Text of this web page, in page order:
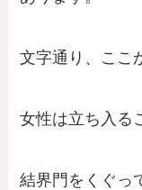
文字通り、ここ
女性は立ち入る
結界門をくぐっ